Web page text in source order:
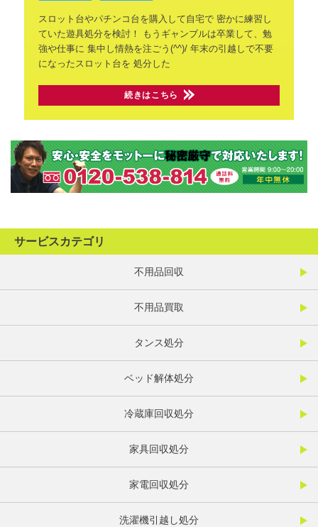
スロット台やパチンコ台を購入して自宅で密かに練習し
ていた遊具処分を検討！
もうギャンブルは卒業して、勉
強や仕事に 集中し情熱を注ごう(^^)/ 年末の引越しで不要
になったスロット台を 処分した
続きはこちら
サービスカテゴリ
不用品回収
不用品買取
タンス処分
ベッド解体処分
冷蔵庫回収処分
家具回収処分
家電回収処分
洗濯機引越し処分